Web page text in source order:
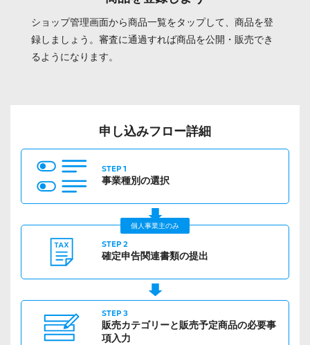
ショップ管理画面から商品一覧をタップして、商品を登
録しましょう。審査に通過すれば商品を公開・販売でき
るようになります。
申し込みフロー詳細
STEP 1
事業種別の選択
個人事業主のみ
STEP 2
確定申告関連書類の提出
STEP 3
販売カテゴリーと販売予定商品の必要事
項入力